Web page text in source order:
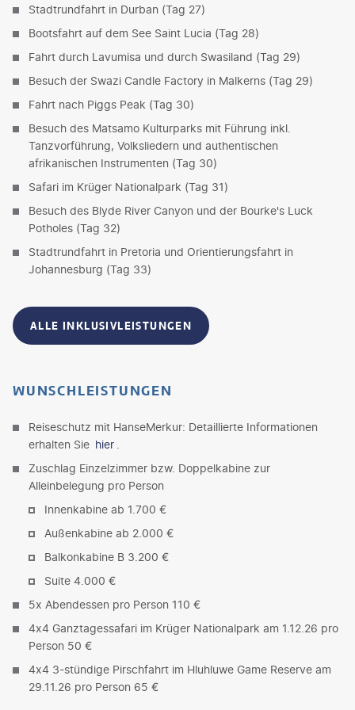
Stadtrundfahrt in Durban (Tag 27)
Bootsfahrt auf dem See Saint Lucia (Tag 28)
Fahrt durch Lavumisa und durch Swasiland (Tag 29)
Besuch der Swazi Candle Factory in Malkerns (Tag 29)
Fahrt nach Piggs Peak (Tag 30)
Besuch des Matsamo Kulturparks mit Führung inkl.
Tanzvorführung, Volksliedern und authentischen
afrikanischen Instrumenten (Tag 30)
Safari im Krüger Nationalpark (Tag 31)
Besuch des Blyde River Canyon und der Bourke's Luck
Potholes (Tag 32)
Stadtrundfahrt in Pretoria und Orientierungsfahrt in
Johannesburg (Tag 33)
ALLE INKLUSIVLEISTUNGEN
WUNSCHLEISTUNGEN
Reiseschutz mit HanseMerkur: Detaillierte Informationen
erhalten Sie hier
Zuschlag Einzelzimmer bzw. Doppelkabine zur
Alleinbelegung pro Person
Innenkabine ab 1.700 €
Außenkabine ab 2.000 €
Balkonkabine B 3.200 €
Suite 4.000 €
5x Abendessen pro Person 110 €
4x4 Ganztagessafari im Krüger Nationalpark am 1.12.26 pro
Person 50 €
4x4 3-stündige Pirschfahrt im Hluhluwe Game Reserve am
29.11.26 pro Person 65 €